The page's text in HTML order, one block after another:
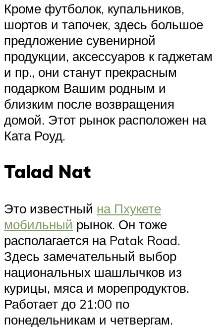
Кроме футболок, купальников,
шортов и тапочек, здесь большое
предложение сувенирной
продукции, аксессуаров к гаджетам
и пр., они станут прекрасным
подарком Вашим родным и
близким после возвращения
домой. Этот рынок расположен на
Ката Роуд.
Talad Nat
Это известный на Пхукете
мобильный рынок. Он тоже
располагается на Patak Road.
Здесь замечательный выбор
национальных шашлычков из
курицы, мяса и морепродуктов.
Работает до 21:00 по
понедельникам и четвергам.